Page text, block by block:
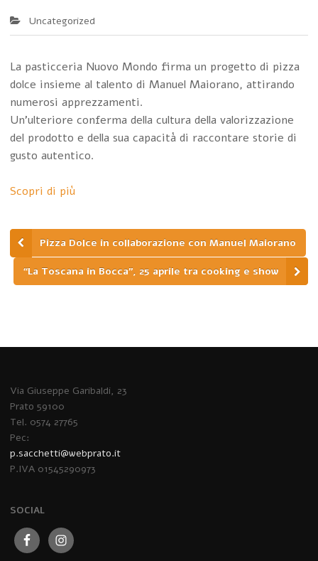
Uncategorized
La pasticceria Nuovo Mondo firma un progetto di pizza
dolce insieme al talento di Manuel Maiorano, attirando
numerosi apprezzamenti.
Un’ulteriore conferma della cultura della valorizzazione
del prodotto e della sua capacità di raccontare storie di
gusto autentico.
Scopri di più
Pizza Dolce in collaborazione con Manuel Maiorano
“La Toscana in Bocca”, 25 aprile tra cooking e show
Via Giuseppe Garibaldi, 23
Prato 59100
Tel. 0574 27765
Pec:
p.sacchetti@webprato.it
P.IVA 01545290973
SOCIAL